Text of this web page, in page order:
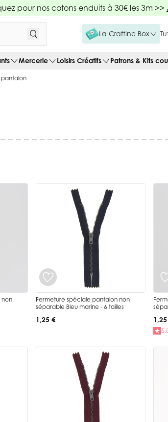
pour nos cotons enduits à 30€ les 3m >>
La Craftine Box
Mercerie Loisirs Créatifs Patrons & Kits
pantalon
non
Fermeture spéciale pantalon non
séparable Bleu marine - 6 tailles
1,25 €